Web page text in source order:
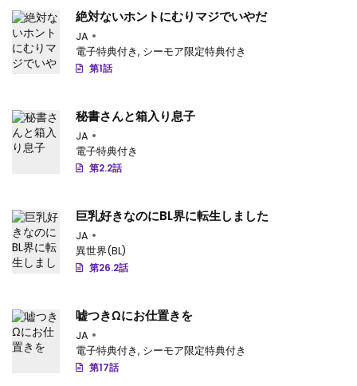
絶対ないホントにむりマジでいやだ
JA
電子特典付き, シーモア限定特典付き
第1話
秘書さんと箱入り息子
JA
電子特典付き
第2.2話
巨乳好きなのにBL界に転生しました
JA
異世界(BL)
第26.2話
嘘つきΩにお仕置きを
JA
電子特典付き, シーモア限定特典付き
第17話